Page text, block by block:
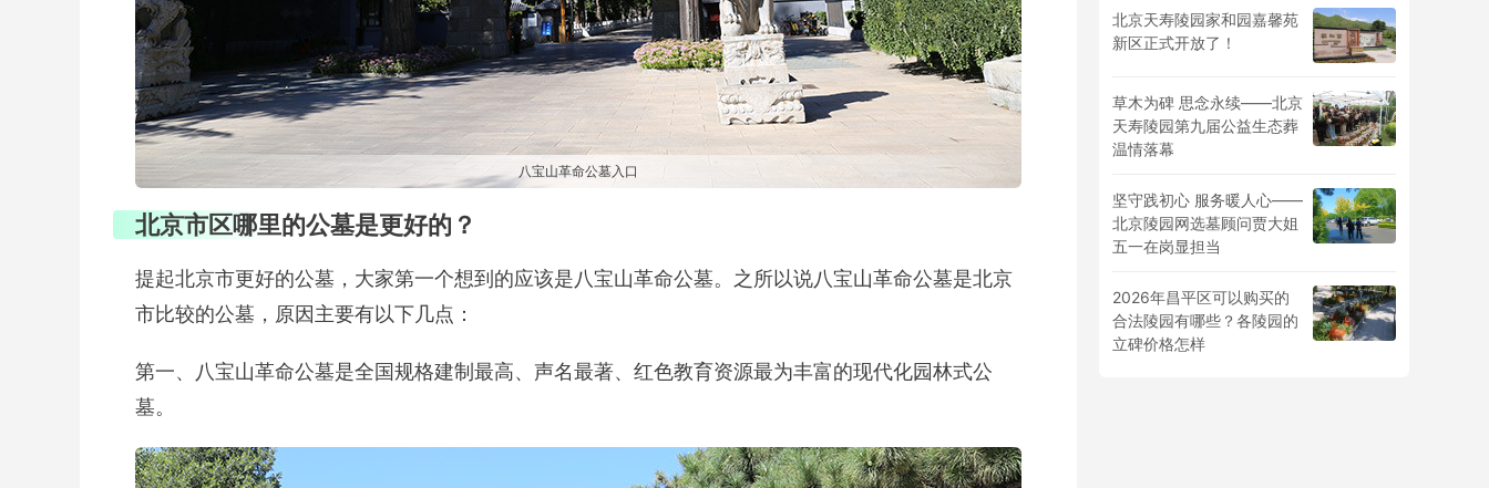
八宝山革命公墓入口
北京市区哪里的公墓是更好的？
提起北京市更好的公墓，大家第一个想到的应该是八宝山革命公墓。之所以说八宝山革命公墓是北京
市比较的公墓，原因主要有以下几点：
第一、八宝山革命公墓是全国规格建制最高、声名最著、红色教育资源最为丰富的现代化园林式公
墓。
北京天寿陵园家和园嘉馨苑
新区正式开放了！
草木为碑 思念永续——北京
天寿陵园第九届公益生态葬
温情落幕
坚守践初心 服务暖人心——
北京陵园网选墓顾问贾大姐
五一在岗显担当
2026年昌平区可以购买的
合法陵园有哪些？各陵园的
立碑价格怎样